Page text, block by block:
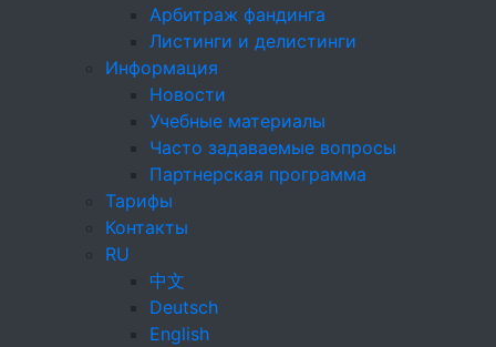
Арбитраж фандинга
Листинги и делистинги
Информация
Новости
Учебные материалы
Часто задаваемые вопросы
Партнерская программа
Тарифы
Контакты
RU
中文
Deutsch
English